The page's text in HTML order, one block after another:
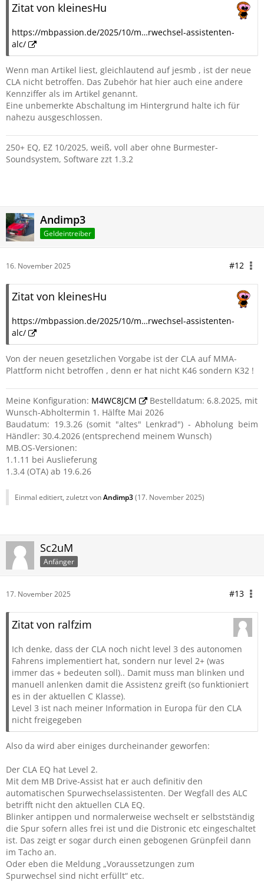
Zitat von kleinesHu
https://mbpassion.de/2025/10/m…rwechsel-assistenten-
alc/
Wenn man Artikel liest, gleichlautend auf jesmb , ist der neue
CLA nicht betroffen. Das Zubehör hat hier auch eine andere
Kennziffer als im Artikel genannt.
Eine unbemerkte Abschaltung im Hintergrund halte ich für
nahezu ausgeschlossen.
250+ EQ, EZ 10/2025, weiß, voll aber ohne Burmester-
Soundsystem, Software zzt 1.3.2
Andimp3
Geldeintreiber
16. November 2025 #12
Zitat von kleinesHu
https://mbpassion.de/2025/10/m…rwechsel-assistenten-
alc/
Von der neuen gesetzlichen Vorgabe ist der CLA auf MMA-
Plattform nicht betroffen , denn er hat nicht K46 sondern K32 !
Meine Konfiguration: M4WC8JCM
Bestelldatum: 6.8.2025, mit
Wunsch-Abholtermin 1. Hälfte Mai 2026
Baudatum: 19.3.26 (somit "altes" Lenkrad") - Abholung beim
Händler: 30.4.2026 (entsprechend meinem Wunsch)
MB.OS-Versionen:
1.1.11 bei Auslieferung
1.3.4 (OTA) ab 19.6.26
Einmal editiert, zuletzt vonAndimp3(17. November 2025)
Sc2uM
Anfänger
17. November 2025 #13
Zitat von ralfzim
Ich denke, dass der CLA noch nicht level 3 des autonomen
Fahrens implementiert hat, sondern nur level 2+ (was
immer das + bedeuten soll).. Damit muss man blinken und
manuell anlenken damit die Assistenz greift (so funktioniert
es in der aktuellen C Klasse).
Level 3 ist nach meiner Information in Europa für den CLA
nicht freigegeben
Also da wird aber einiges durcheinander geworfen:
Der CLA EQ hat Level 2.
Mit dem MB Drive-Assist hat er auch definitiv den
automatischen Spurwechselassistenten. Der Wegfall des ALC
betrifft nicht den aktuellen CLA EQ.
Blinker antippen und normalerweise wechselt er selbstständig
die Spur sofern alles frei ist und die Distronic etc eingeschaltet
ist. Das zeigt er sogar durch einen gebogenen Grünpfeil dann
im Tacho an.
Oder eben die Meldung „Voraussetzungen zum
Spurwechsel sind nicht erfüllt“ etc.